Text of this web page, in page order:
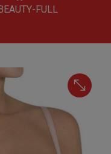
FULL